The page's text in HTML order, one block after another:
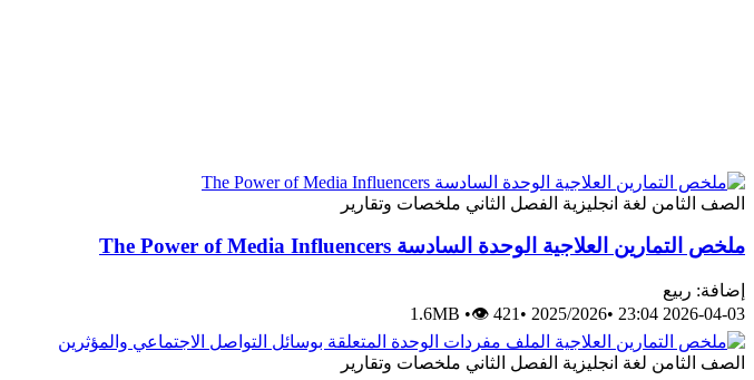
الصف الثامن لغة انجليزية الفصل الثاني ملخصات وتقارير
ملخص التمارين العلاجية الوحدة السادسة The Power of Media Influencers
إضافة: ربيع
2026-04-03 23:04
•
2025/2026
•
1.6MB •👁 421
الصف الثامن لغة انجليزية الفصل الثاني ملخصات وتقارير